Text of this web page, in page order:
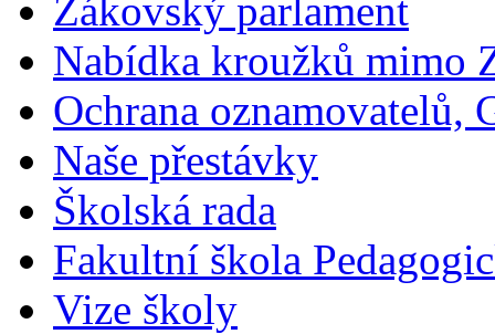
Žákovský parlament
Nabídka kroužků mimo
Ochrana oznamovatelů,
Naše přestávky
Školská rada
Fakultní škola
Vize školy